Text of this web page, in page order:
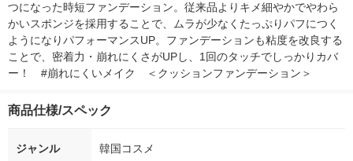
つになった時短ファンデーション。従来品よりキメ細やかでやわら
かいスポンジを採用することで、ムラが少なくたっぷりパフにつく
ようになりパフォーマンスUP。ファンデーションも粘度を改良する
ことで、密着力・崩れにくさがUPし、1回のタッチでしっかりカバ
ー！　#崩れにくいメイク　＜クッションファンデーション＞
商品仕様/スペック
ジャンル 韓国コスメ